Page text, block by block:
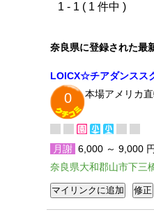
1 - 1 ( 1 件中 )
奈良県に登録された最
LOICX☆チアダンスス
0 本場アメリカ
月謝 6,000 ～ 9,000 円
奈良県大和郡山市下三